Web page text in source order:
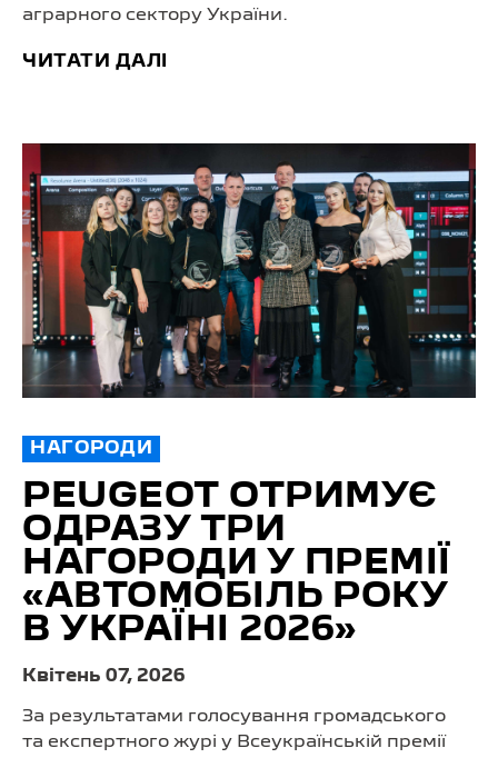
аграрного сектору України.
ЧИТАТИ ДАЛІ
НАГОРОДИ
PEUGEOT ОТРИМУЄ
ОДРАЗУ ТРИ
НАГОРОДИ У ПРЕМІЇ
«АВТОМОБІЛЬ РОКУ
В УКРАЇНІ 2026»
Квітень 07, 2026
За результатами голосування громадського
та експертного журі у Всеукраїнській премії